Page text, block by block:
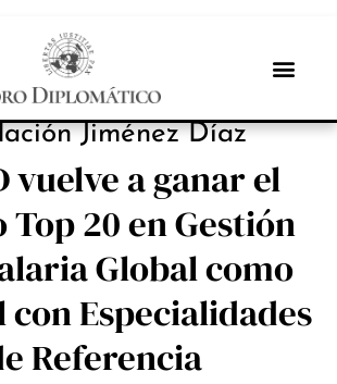
INBOX INTERNACIONAL
Jiménez Díaz
vuelve a ganar el
20 en Gestión
Global como
Especialidades
Referencia